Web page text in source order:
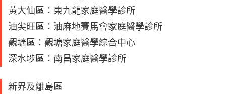
黃大仙區：東九龍家庭醫學診所
油尖旺區：油麻地賽馬會家庭醫學診所
觀塘區：觀塘家庭醫學綜合中心
深水埗區：南昌家庭醫學診所
新界及離島區